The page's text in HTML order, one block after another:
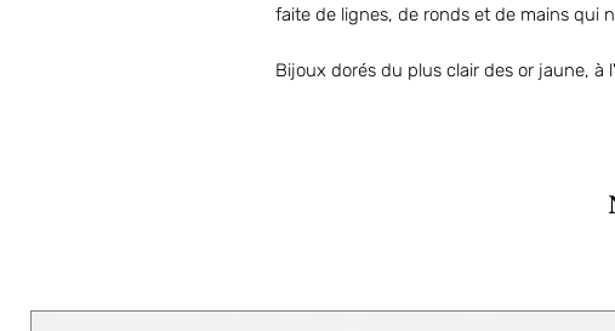
faite de lignes, de ronds et de mains qui
Bijoux dorés du plus clair des or jaune, à